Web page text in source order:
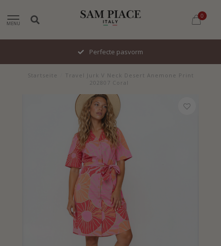
MENU
0
Perfecte pasvorm
Startseite
Travel Jurk V Neck Desert Anemone Print
202807 Coral